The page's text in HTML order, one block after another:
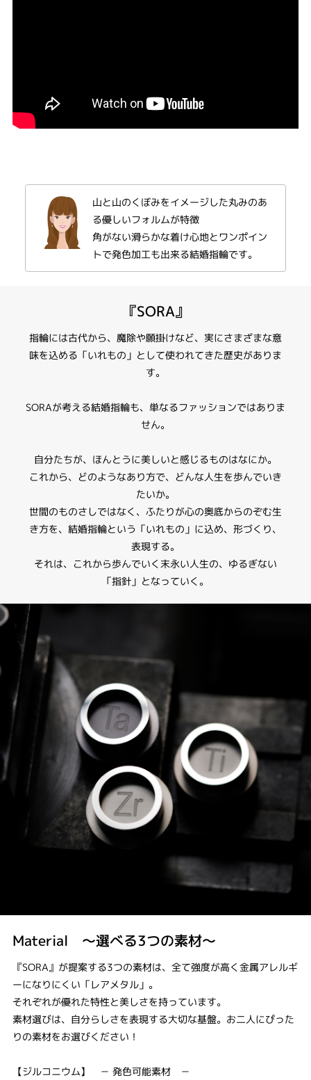
デザイン
コンビネーション
結婚指輪 コンビネーション
レディース
なだらかな窪みをもつ優しいフォルム。 ふたりを繋ぐ柔らかなシルエットの
※選ばれる素材・リング幅によって、価格が変わります。
詳しくはスタッフまでお問い合わせください。
山と山のくぼみをイメージした丸みのあ
る優しいフォルムが特徴
角がない滑らかな着け心地とワンポイン
トで発色加工も出来る結婚指輪です。
『SORA』
指輪には古代から、魔除や願掛けなど、実にさまざまな意
味を込める「いれもの」として使われてきた歴史がありま
す。
SORAが考える結婚指輪も、単なるファッションではありま
せん。
自分たちが、ほんとうに美しいと感じるものはなにか。
これから、どのようなあり方で、どんな人生を歩んでいき
たいか。
世間のものさしではなく、ふたりが心の奥底からのぞむ生
き方を、結婚指輪という「いれもの」に込め、形づくり、
表現する。
それは、これから歩んでいく末永い人生の、ゆるぎない
「指針」となっていく。
Material ～選べる3つの素材～
『SORA』が提案する3つの素材は、全て強度が高く金属アレルギ
ーになりにくい「レアメタル」。
それぞれが優れた特性と美しさを持っています。
素材選びは、自分らしさを表現する大切な基盤。お二人にぴった
りの素材をお選びください！
【ジルコニウム】 － 発色可能素材 －